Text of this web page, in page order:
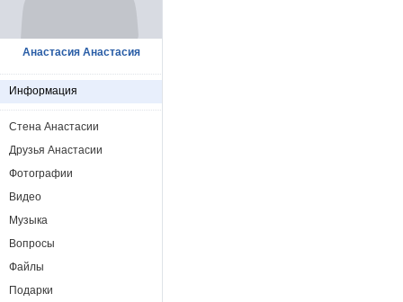
Анастасия Анастасия
Информация
Стена Анастасии
Друзья Анастасии
Фотографии
Видео
Музыка
Вопросы
Файлы
Подарки